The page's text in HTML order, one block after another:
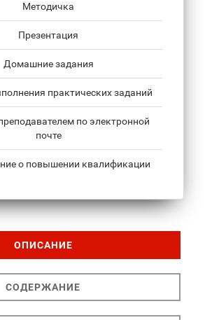
Методичка
Презентация
Домашние задания
практических заданий
по электронной
почте
о повышении квалификации
ОПИСАНИЕ
СОДЕРЖАНИЕ